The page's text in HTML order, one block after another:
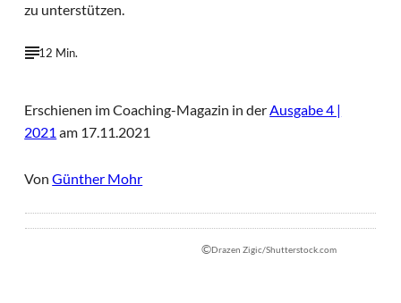
zu unterstützen.
12 Min.
Erschienen im Coaching-Magazin in derAusgabe 4 |
2021 am 17.11.2021
VonGünther Mohr
©Drazen Zigic/Shutterstock.com